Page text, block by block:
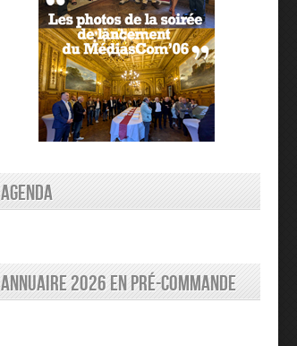
AGENDA
Annuaire 2026 en pré-commande